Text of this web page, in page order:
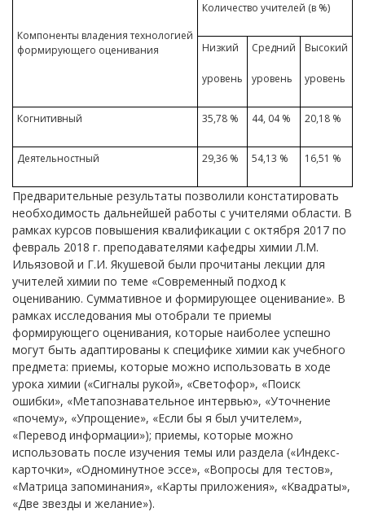
Компоненты владения технологией
формирующего оценивания
Количество учителей (в %)
Низкий
уровень
Средний
уровень
Высокий
уровень
Когнитивный 35,78 % 44, 04 % 20,18 %
Деятельностный 29,36 % 54,13 % 16,51 %
Предварительные результаты позволили констатировать
необходимость дальнейшей работы с учителями области. В
рамках курсов повышения квалификации с октября 2017 по
февраль 2018 г. преподавателями кафедры химии Л.М.
Ильязовой и Г.И. Якушевой были прочитаны лекции для
учителей химии по теме «Современный подход к
оцениванию. Суммативное и формирующее оценивание». В
рамках исследования мы отобрали те приемы
формирующего оценивания, которые наиболее успешно
могут быть адаптированы к специфике химии как учебного
предмета: приемы, которые можно использовать в ходе
урока химии («Сигналы рукой», «Светофор», «Поиск
ошибки», «Метапознавательное интервью», «Уточнение
«почему», «Упрощение», «Если бы я был учителем»,
«Перевод информации»); приемы, которые можно
использовать после изучения темы или раздела («Индекс-
карточки», «Одноминутное эссе», «Вопросы для тестов»,
«Матрица запоминания», «Карты приложения», «Квадраты»,
«Две звезды и желание»).